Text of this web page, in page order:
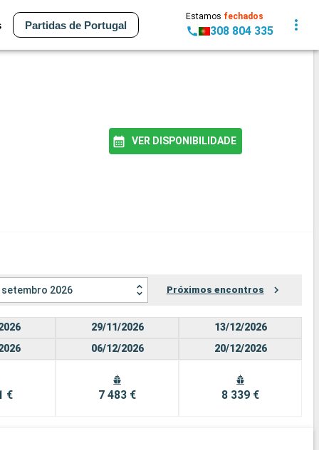
Partidas de Portugal
Estamos fechados
308 804 335
VER DISPONIBILIDADE
setembro 2026 Próximos encontros
€
29/11/2026
06/12/2026
7 483 €
13/12/2026
20/12/2026
8 339 €